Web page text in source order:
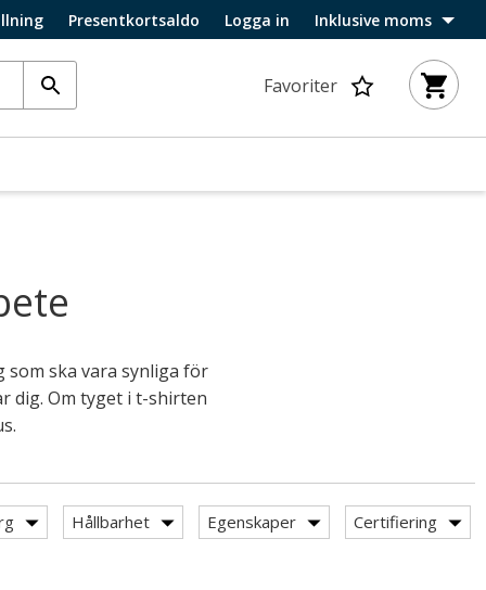
Presentkortsaldo Logga in Inklusive moms
Favoriter
ska vara synliga för
dig. Om tyget i t-shirten
Hållbarhet Egenskaper Certifiering